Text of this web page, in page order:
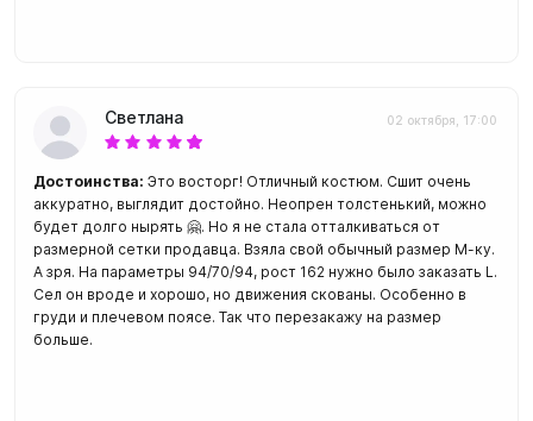
Светлана 02 октября, 17:00
Достоинства: Это восторг! Отличный костюм. Сшит очень
аккуратно, выглядит достойно. Неопрен толстенький, можно
будет долго нырять 🤗. Но я не стала отталкиваться от
размерной сетки продавца. Взяла свой обычный размер М-ку.
А зря. На параметры 94/70/94, рост 162 нужно было заказать L.
Сел он вроде и хорошо, но движения скованы. Особенно в
груди и плечевом поясе. Так что перезакажу на размер
больше.